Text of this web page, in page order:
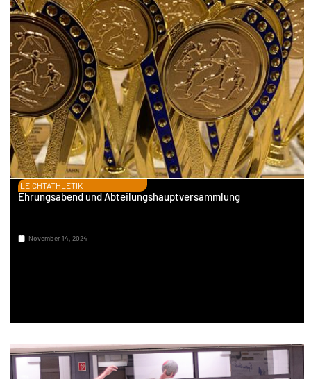
LEICHTATHLETIK
Ehrungsabend und Abteilungshauptversammlung
November 14, 2024